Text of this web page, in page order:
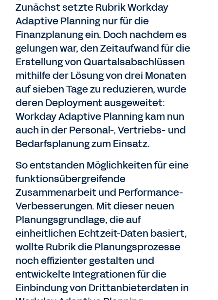
Zunächst setzte Rubrik Workday
Adaptive Planning nur für die
Finanzplanung ein. Doch nachdem es
gelungen war, den Zeitaufwand für die
Erstellung von Quartalsabschlüssen
mithilfe der Lösung von drei Monaten
auf sieben Tage zu reduzieren, wurde
deren Deployment ausgeweitet:
Workday Adaptive Planning kam nun
auch in der Personal-, Vertriebs- und
Bedarfsplanung zum Einsatz.
So entstanden Möglichkeiten für eine
funktionsübergreifende
Zusammenarbeit und Performance-
Verbesserungen. Mit dieser neuen
Planungsgrundlage, die auf
einheitlichen Echtzeit-Daten basiert,
wollte Rubrik die Planungsprozesse
noch effizienter gestalten und
entwickelte Integrationen für die
Einbindung von Drittanbieterdaten in